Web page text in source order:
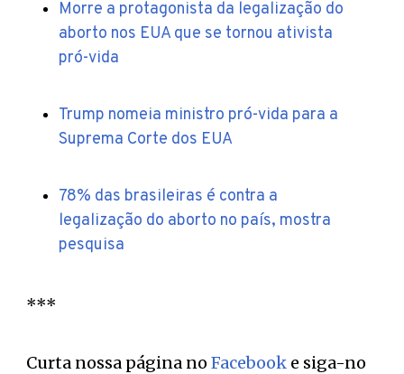
Morre a protagonista da legalização do
aborto nos EUA que se tornou ativista
pró-vida
Trump nomeia ministro pró-vida para a
Suprema Corte dos EUA
78% das brasileiras é contra a
legalização do aborto no país, mostra
pesquisa
***
Curta nossa página no Facebook e siga-no